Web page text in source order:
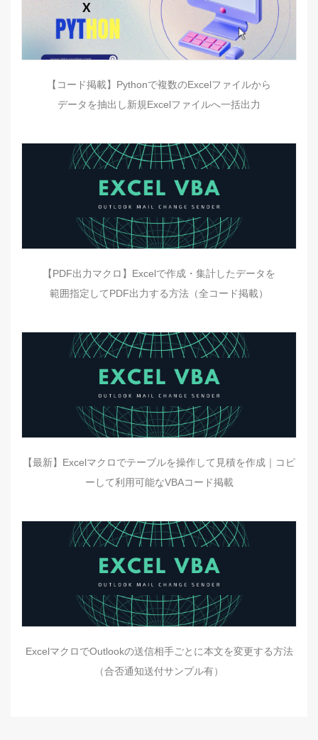
【コード掲載】Pythonで複数のExcelファイルから
データを抽出し新規Excelファイルへ一括出力
【PDF出力マクロ】Excelで作成・集計したデータを
範囲指定してPDF出力する方法（全コード掲載）
【最新】Excelマクロでテーブルを操作して見積を作成｜コピ
ーして利用可能なVBAコード掲載
ExcelマクロでOutlookの送信相手ごとに本文を変更する方法
（合否通知送付サンプル有）